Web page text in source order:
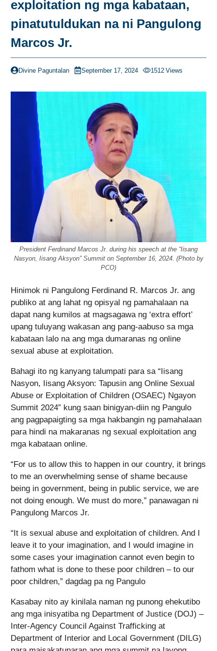
exploitation ng mga kabataan,
pinatutuldukan na ni Pangulong
Marcos Jr.
Divine Paguntalan September 17, 2024 1512 Views
President Ferdinand Marcos Jr. during his speech at the “Iisang
Nasyon, Iisang Aksyon” Summit on September 16, 2024. (Photo by
PCO)
Hinimok ni Pangulong Ferdinand R. Marcos Jr. ang
publiko at ang lahat ng opisyal ng pamahalaan na
dapat nang kumilos at magsagawa ng ‘extra effort’
upang tuluyang wakasan ang pang-aabuso sa mga
kabataan lalo na ang mga dumaranas ng online
sexual abuse at exploitation.
Bahagi ito ng kanyang talumpati para sa “Iisang
Nasyon, Iisang Aksyon: Tapusin ang Online Sexual
Abuse or Exploitation of Children (OSAEC) Ngayon
Summit 2024” kung saan binigyan-diin ng Pangulo
ang pagpapaigting sa mga hakbangin ng pamahalaan
para hindi na makaranas ng sexual exploitation ang
mga kabataan online.
“For us to allow this to happen in our country, it brings
to me an overwhelming sense of shame because
being in government, being in public service, we are
not doing enough. We must do more,” panawagan ni
Pangulong Marcos Jr.
“It is sexual abuse and exploitation of children. And I
leave it to your imagination, and I would imagine in
some cases your imagination cannot even begin to
fathom what is done to these poor children – to our
poor children,” dagdag pa ng Pangulo
Kasabay nito ay kinilala naman ng punong ehekutibo
ang mga inisyatiba ng Department of Justice (DOJ) –
Inter-Agency Council Against Trafficking at
Department of Interior and Local Government (DILG)